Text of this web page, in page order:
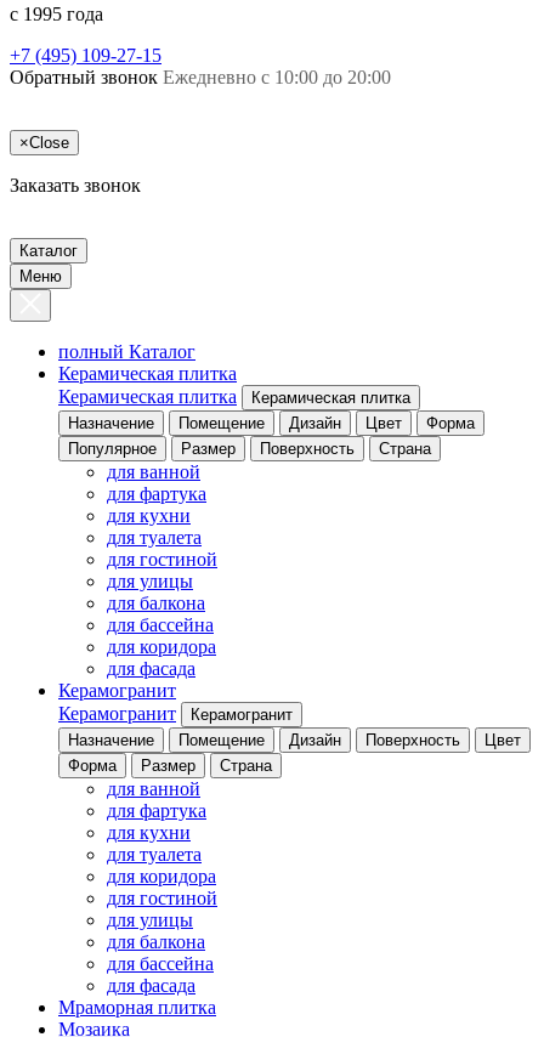
c 1995 года
+7 (495) 109-27-15
Обратный звонок Ежедневно с 10:00 до 20:00
×Close
Заказать звонок
Каталог
Меню
полный Каталог
Керамическая плитка
Керамическая плитка
Керамическая плитка
Назначение
Помещение Дизайн Цвет
Форма
Популярное
Размер Поверхность Страна
для ванной
для фартука
для кухни
для туалета
для гостиной
для улицы
для балкона
для бассейна
для коридора
для фасада
Керамогранит
Керамогранит
Керамогранит
Назначение
Помещение Дизайн Поверхность
Цвет
Форма
Размер Страна
для ванной
для фартука
для кухни
для туалета
для коридора
для гостиной
для улицы
для балкона
для бассейна
для фасада
Мраморная плитка
Мозаика